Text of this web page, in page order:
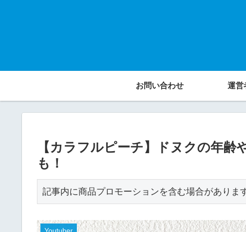
お問い合わせ 運営
【カラフルピーチ】ドヌクの年
も！
記事内に商品プロモーションを含む場合がありま
Youtuber